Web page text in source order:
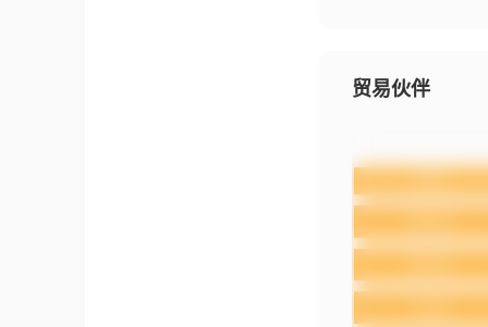
贸易伙伴